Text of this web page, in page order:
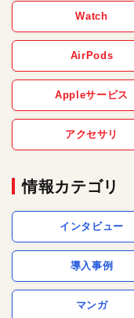
Watch
AirPods
Appleサービス
アクセサリ
情報カテゴリ
インタビュー
導入事例
マンガ